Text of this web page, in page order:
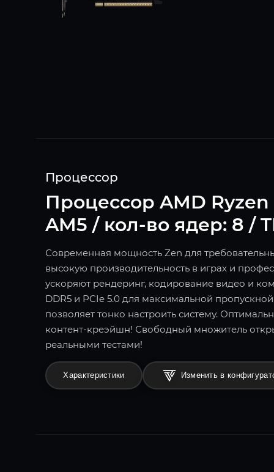
Процессор
Процессор AMD Ryzen
AM5 / кол-во ядер: 8 /
Современная мощность Zen для
высокую производительность в играх и
ускоряют рендеринг, кодирование видео и
DDR5 и PCIe 5.0 для максимальной
позволяет тонко настроить систему.
контент-креэйшн! Свободный множитель
реальными тестами!
Характеристики Изменить в